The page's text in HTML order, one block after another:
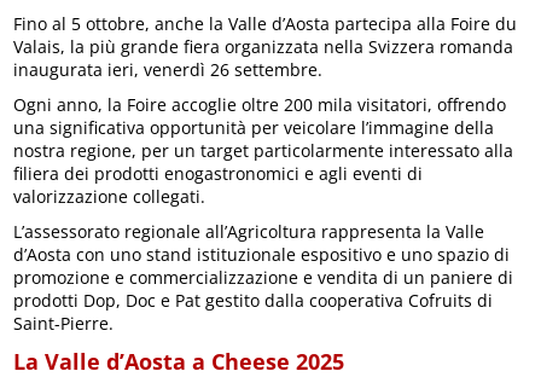
Fino al 5 ottobre, anche la Valle d’Aosta partecipa alla Foire du
Valais, la più grande fiera organizzata nella Svizzera romanda
inaugurata ieri, venerdì 26 settembre.
Ogni anno, la Foire accoglie oltre 200 mila visitatori, offrendo
una significativa opportunità per veicolare l’immagine della
nostra regione, per un target particolarmente interessato alla
filiera dei prodotti enogastronomici e agli eventi di
valorizzazione collegati.
L’assessorato regionale all’Agricoltura rappresenta la Valle
d’Aosta con uno stand istituzionale espositivo e uno spazio di
promozione e commercializzazione e vendita di un paniere di
prodotti Dop, Doc e Pat gestito dalla cooperativa Cofruits di
Saint-Pierre.
La Valle d’Aosta a Cheese 2025